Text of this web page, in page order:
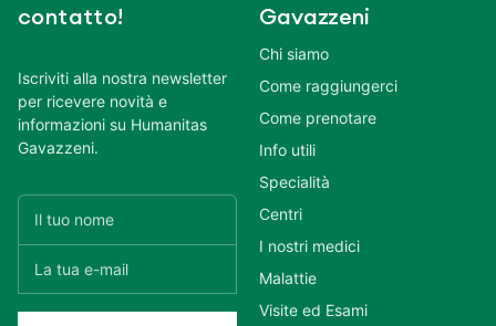
contatto!
Iscriviti alla nostra newsletter
per ricevere novità e
informazioni su Humanitas
Gavazzeni.
Gavazzeni
Chi siamo
Come raggiungerci
Come prenotare
Info utili
Specialità
Centri
I nostri medici
Malattie
Visite ed Esami